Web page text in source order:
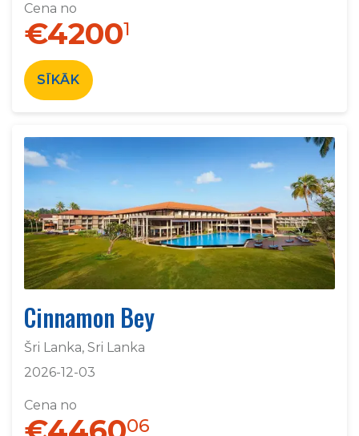
Cena no
€42001
SĪKĀK
Cinnamon Bey
Šri Lanka, Sri Lanka
2026-12-03
Cena no
06